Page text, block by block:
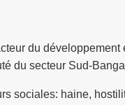
du
du secteur Sud-
sociales: haine,